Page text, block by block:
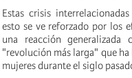
Estas crisis
esto se ve reforzado por los
una reacción
"revolución más larga" que
mujeres durante el siglo